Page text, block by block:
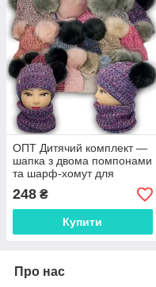
ОПТ Дитячий комплект —
шапка з двома помпонами
та шарф-хомут для
дівчинки, 48-50 (5 шт./
набір)
248 ₴
Купити
Про нас